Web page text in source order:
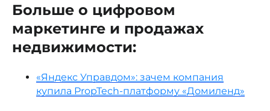
Больше о цифровом
маркетинге и продажах
недвижимости:
«Яндекс Управдом»: зачем компания
купила PropTech-платформу «Домиленд»